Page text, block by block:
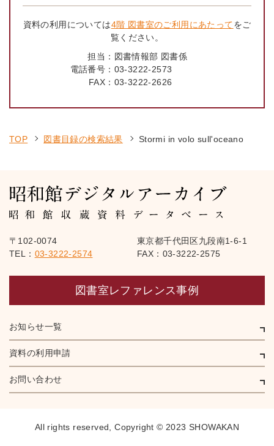
資料の利用については4階 図書室のご利用にあたってをご
覧ください。
担当： 図書情報部 図書係
電話番号： 03-3222-2573
FAX： 03-3222-2626
TOP 図書目録の検索結果 Stormi in volo sull'oceano
〒102-0074
東京都千代田区九段南1-6-1
TEL： 03-3222-2574 FAX：03-3222-2575
図書室レファレンス事例
お知らせ一覧
資料の利用申請
お問い合わせ
All rights reserved,Copyright © 2023 SHOWAKAN